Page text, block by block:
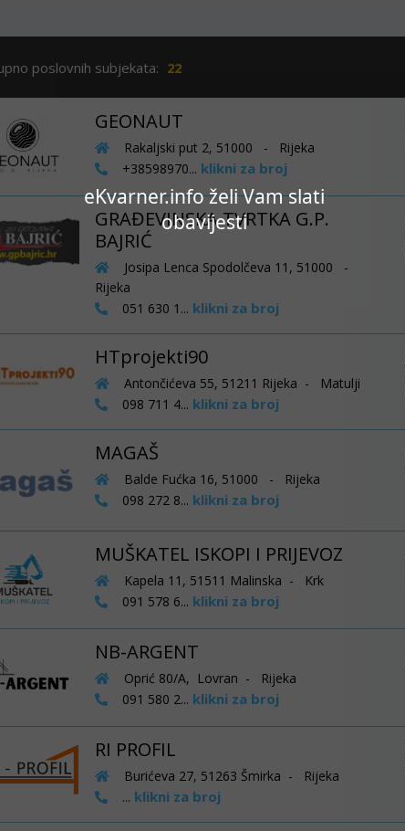
eKvarner.info želi Vam slati
obavijesti
poslovnih subjekata: 22
GEONAUT
Rakaljski put 2, 51000 - Rijeka
+38598970... klikni za broj
GRAĐEVINSKA TVRTKA G.P.
BAJRIĆ
Josipa Lenca Spodolčeva 11, 51000 -
Rijeka
051 630 1... klikni za broj
HTprojekti90
Antončićeva 55, 51211 Rijeka - Matulji
098 711 4... klikni za broj
MAGAŠ
Balde Fućka 16, 51000 - Rijeka
098 272 8... klikni za broj
MUŠKATEL ISKOPI I PRIJEVOZ
Kapela 11, 51511 Malinska - Krk
091 578 6... klikni za broj
NB-ARGENT
Oprić 80/A, Lovran - Rijeka
091 580 2... klikni za broj
RI PROFIL
Burićeva 27, 51263 Šmirka - Rijeka
... klikni za broj